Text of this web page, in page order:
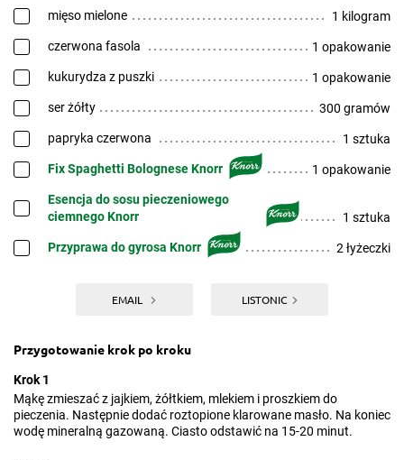
mięso mielone 1 kilogram
czerwona fasola 1 opakowanie
kukurydza z puszki 1 opakowanie
ser żółty 300 gramów
papryka czerwona 1 sztuka
Fix Spaghetti Bolognese Knorr 1 opakowanie
Esencja do sosu pieczeniowego
ciemnego Knorr
1 sztuka
Przyprawa do gyrosa Knorr 2 łyżeczki
EMAIL LISTONIC
Przygotowanie krok po kroku
Krok 1
Mąkę zmieszać z jajkiem, żółtkiem, mlekiem i proszkiem do
pieczenia. Następnie dodać roztopione klarowane masło. Na koniec
wodę mineralną gazowaną. Ciasto odstawić na 15-20 minut.